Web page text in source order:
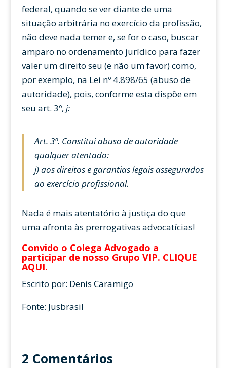
federal, quando se ver diante de uma
situação arbitrária no exercício da profissão,
não deve nada temer e, se for o caso, buscar
amparo no ordenamento jurídico para fazer
valer um direito seu (e não um favor) como,
por exemplo, na Lei nº 4.898/65 (abuso de
autoridade), pois, conforme esta dispõe em
seu art. 3º, j:
Art. 3º. Constitui abuso de autoridade
qualquer atentado:
j) aos direitos e garantias legais assegurados
ao exercício profissional.
Nada é mais atentatório à justiça do que
uma afronta às prerrogativas advocatícias!
Convido o Colega Advogado a
participar de nosso Grupo VIP. CLIQUE
AQUI.
Escrito por: Denis Caramigo
Fonte: Jusbrasil
2 Comentários